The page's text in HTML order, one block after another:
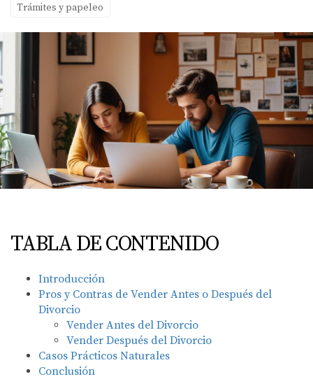
Trámites y papeleo
TABLA DE CONTENIDO
Introducción
Pros y Contras de Vender Antes o Después del
Divorcio
Vender Antes del Divorcio
Vender Después del Divorcio
Casos Prácticos Naturales
Conclusión